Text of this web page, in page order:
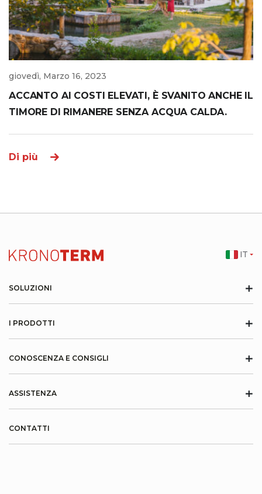
giovedì, Marzo 16, 2023
ACCANTO AI COSTI ELEVATI, È SVANITO ANCHE IL
TIMORE DI RIMANERE SENZA ACQUA CALDA.
Di più
SOLUZIONI +
I PRODOTTI +
CONOSCENZA E CONSIGLI +
ASSISTENZA +
CONTATTI
IT